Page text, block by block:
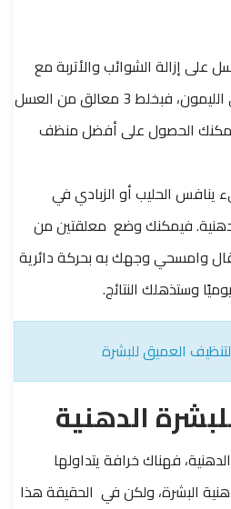
على إزالة الشوائب والأتربة مع
حمض السيتريك الموجود في الليمون، فبخلط 3 معالق من العسل
الحصول على أفضل منظف
ينافس الحليب أو الزبادي في
فيمكنك وضع معلقتين من
وامسحي وجهك به بحركة دائرية
وستذهلك النتائج.
العميق للبشرة
الدهنية
فهناك خرافة يتداولها
البشرة، ولكن في الحقيقة هذا